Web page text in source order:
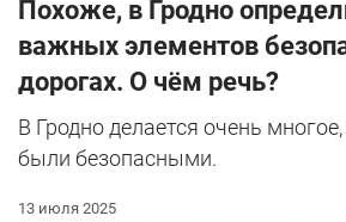
Похоже, в Гродно
важных элементов
дорогах. О чём речь?
В Гродно делается очень
были безопасными.
13 июля 2025